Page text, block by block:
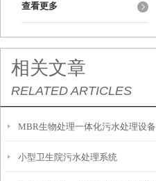
查看更多
相关文章
RELATED ARTICLES
MBR生物处理一体化污水处理设备
小型卫生院污水处理系统